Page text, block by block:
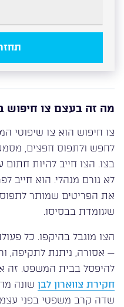
מה זה בעצם צו חיפוש
צו חיפוש הוא צו שיפוטי
לחפש ולתפוס חפצים,
בצו. הצו חייב להיות
לא גורם מנהלי. הוא חייב
את הפריטים שמותר
שעומדת בבסיסו.
הצו מוגבל בהיקפו. כל
— אסורה, ניתנת לתקיפה,
להיפסל בבית המשפט. זה
חקירת צווארון לבן שונה
שדה קרב משפטי בפני